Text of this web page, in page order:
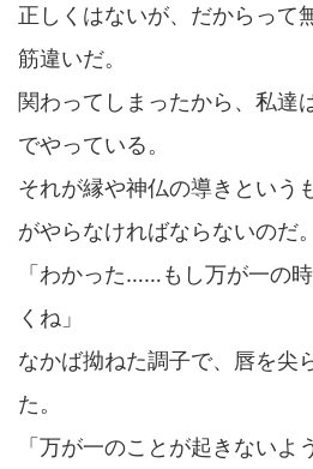
正しくはないが、だからって
筋違いだ。
関わってしまったから、私達
でやっている。
それが縁や神仏の導きという
がやらなければならないのだ。
「わかった……もし万が一の
くね」
なかば拗ねた調子で、唇を尖
た。
「万が一のことが起きないよ